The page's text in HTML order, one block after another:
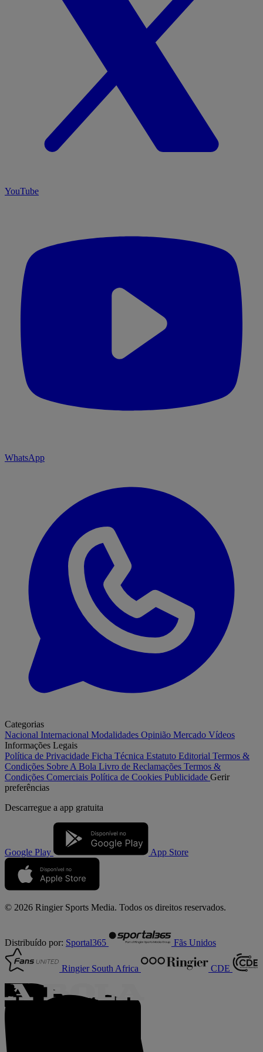
YouTube
WhatsApp
Categorias
Nacional Internacional Modalidades Opinião Mercado Vídeos
Informações Legais
Política de Privacidade Ficha Técnica Estatuto Editorial Termos &
Condições Sobre A Bola Livro de Reclamações Termos &
Condições Comerciais Política de Cookies Publicidade Gerir
preferências
Descarregue a app gratuita
Google Play App Store
© 2026 Ringier Sports Media. Todos os direitos reservados.
Distribuído por: Sportal365 Fãs Unidos
Ringier South Africa CDE